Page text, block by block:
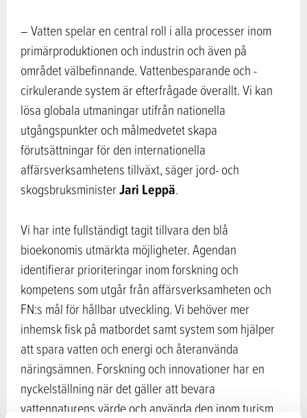
– Vatten spelar en central roll i alla processer inom
primärproduktionen och industrin och även på
området välbefinnande. Vattenbesparande och -
cirkulerande system är efterfrågade överallt. Vi kan
lösa globala utmaningar utifrån nationella
utgångspunkter och målmedvetet skapa
förutsättningar för den internationella
affärsverksamhetens tillväxt, säger jord- och
skogsbruksministerJari Leppä.
Vi har inte fullständigt tagit tillvara den blå
bioekonomis utmärkta möjligheter. Agendan
identifierar prioriteringar inom forskning och
kompetens som utgår från affärsverksamheten och
FN:s mål för hållbar utveckling. Vi behöver mer
inhemsk fisk på matbordet samt system som hjälper
att spara vatten och energi och återanvända
näringsämnen. Forskning och innovationer har en
nyckelställning när det gäller att bevara
vattennaturens värde och använda den inom turism